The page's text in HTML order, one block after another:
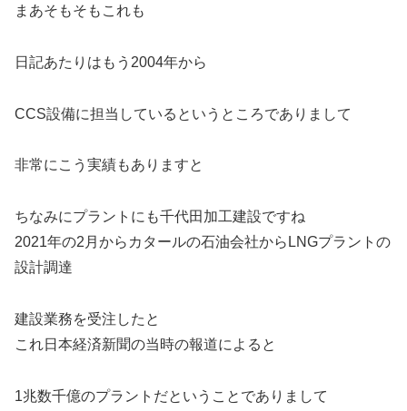
まあそもそもこれも
日記あたりはもう2004年から
CCS設備に担当しているというところでありまして
非常にこう実績もありますと
ちなみにプラントにも千代田加工建設ですね
2021年の2月からカタールの石油会社からLNGプラントの
設計調達
建設業務を受注したと
これ日本経済新聞の当時の報道によると
1兆数千億のプラントだということでありまして